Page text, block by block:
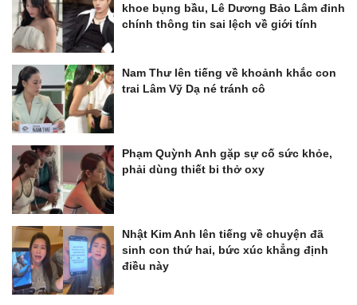
khoe bụng bầu, Lê Dương Bảo Lâm đinh
chính thông tin sai lệch về giới tính
Nam Thư lên tiếng về khoảnh khắc con
trai Lâm Vỹ Dạ né tránh cô
Phạm Quỳnh Anh gặp sự cố sức khỏe,
phải dùng thiết bi thở oxy
Nhật Kim Anh lên tiếng về chuyện đã
sinh con thứ hai, bức xúc khẳng định
điều này